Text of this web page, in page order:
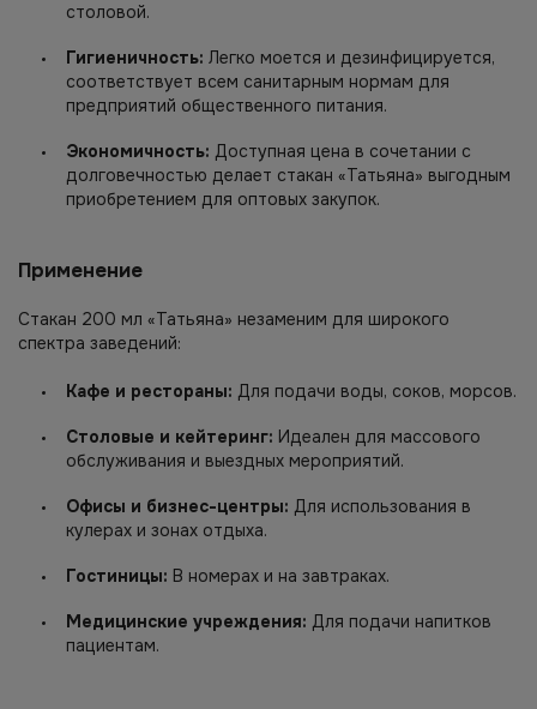
столовой.
Гигиеничность: Легко моется и дезинфицируется,
соответствует всем санитарным нормам для
предприятий общественного питания.
Экономичность: Доступная цена в сочетании с
долговечностью делает стакан «Татьяна» выгодным
приобретением для оптовых закупок.
Применение
Стакан 200 мл «Татьяна» незаменим для широкого
спектра заведений:
Кафе и рестораны: Для подачи воды, соков, морсов.
Столовые и кейтеринг: Идеален для массового
обслуживания и выездных мероприятий.
Офисы и бизнес-центры: Для использования в
кулерах и зонах отдыха.
Гостиницы: В номерах и на завтраках.
Медицинские учреждения: Для подачи напитков
пациентам.